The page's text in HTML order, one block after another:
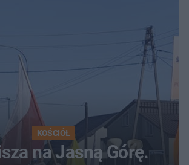
KOŚCIÓŁ
na Jasną Górę.